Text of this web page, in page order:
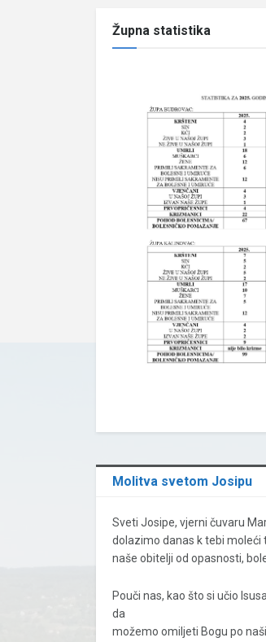
Župna statistika
Molitva svetom Josipu
Sveti Josipe, vjerni čuvaru
dolazimo danas k tebi moleći
naše obitelji od opasnosti,
Pouči nas, kao što si učio
da
možemo omiljeti Bogu po